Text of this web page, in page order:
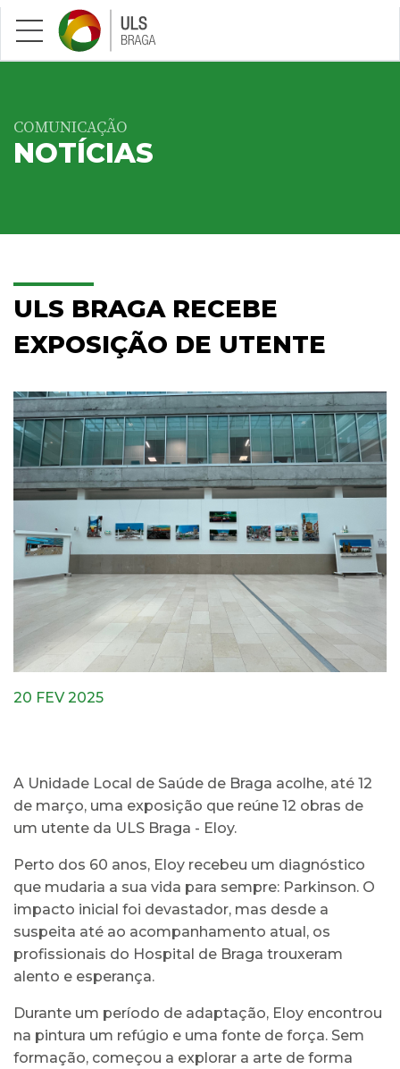
Saltar para conteúdo principal
COMUNICAÇÃO
NOTÍCIAS
ULS BRAGA RECEBE
EXPOSIÇÃO DE UTENTE
20 FEV 2025
A Unidade Local de Saúde de Braga acolhe, até 12
de março, uma exposição que reúne 12 obras de
um utente da ULS Braga - Eloy.
Perto dos 60 anos, Eloy recebeu um diagnóstico
que mudaria a sua vida para sempre: Parkinson. O
impacto inicial foi devastador, mas desde a
suspeita até ao acompanhamento atual, os
profissionais do Hospital de Braga trouxeram
alento e esperança.
Durante um período de adaptação, Eloy encontrou
na pintura um refúgio e uma fonte de força. Sem
formação, começou a explorar a arte de forma